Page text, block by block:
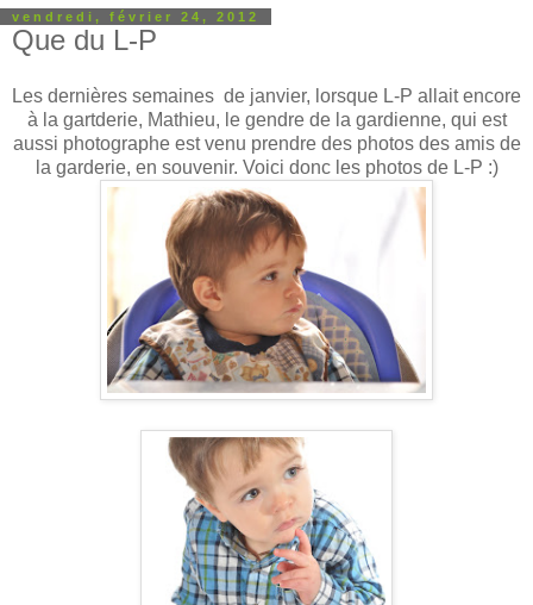
vendredi, février 24, 2012
Que du L-P
Les dernières semaines de janvier, lorsque L-P allait encore
à la gartderie, Mathieu, le gendre de la gardienne, qui est
aussi photographe est venu prendre des photos des amis de
la garderie, en souvenir. Voici donc les photos de L-P :)